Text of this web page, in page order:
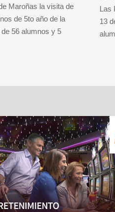
Maroñas la visita de
de 5to año de la
56 alumnos y 5
Las
13